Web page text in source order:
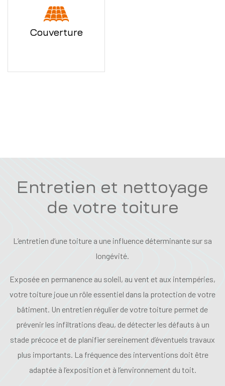
Couverture
Entretien et nettoyage
de votre toiture
L’entretien d’une toiture a une influence déterminante sur sa
longévité.
Exposée en permanence au soleil, au vent et aux intempéries,
votre toiture joue un rôle essentiel dans la protection de votre
bâtiment. Un entretien régulier de votre toiture permet de
prévenir les infiltrations d’eau, de détecter les défauts à un
stade précoce et de planifier sereinement d’éventuels travaux
plus importants. La fréquence des interventions doit être
adaptée à l’exposition et à l’environnement du toit.